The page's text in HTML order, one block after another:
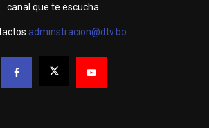
canal que te escucha.
adminstracion@dtv.bo